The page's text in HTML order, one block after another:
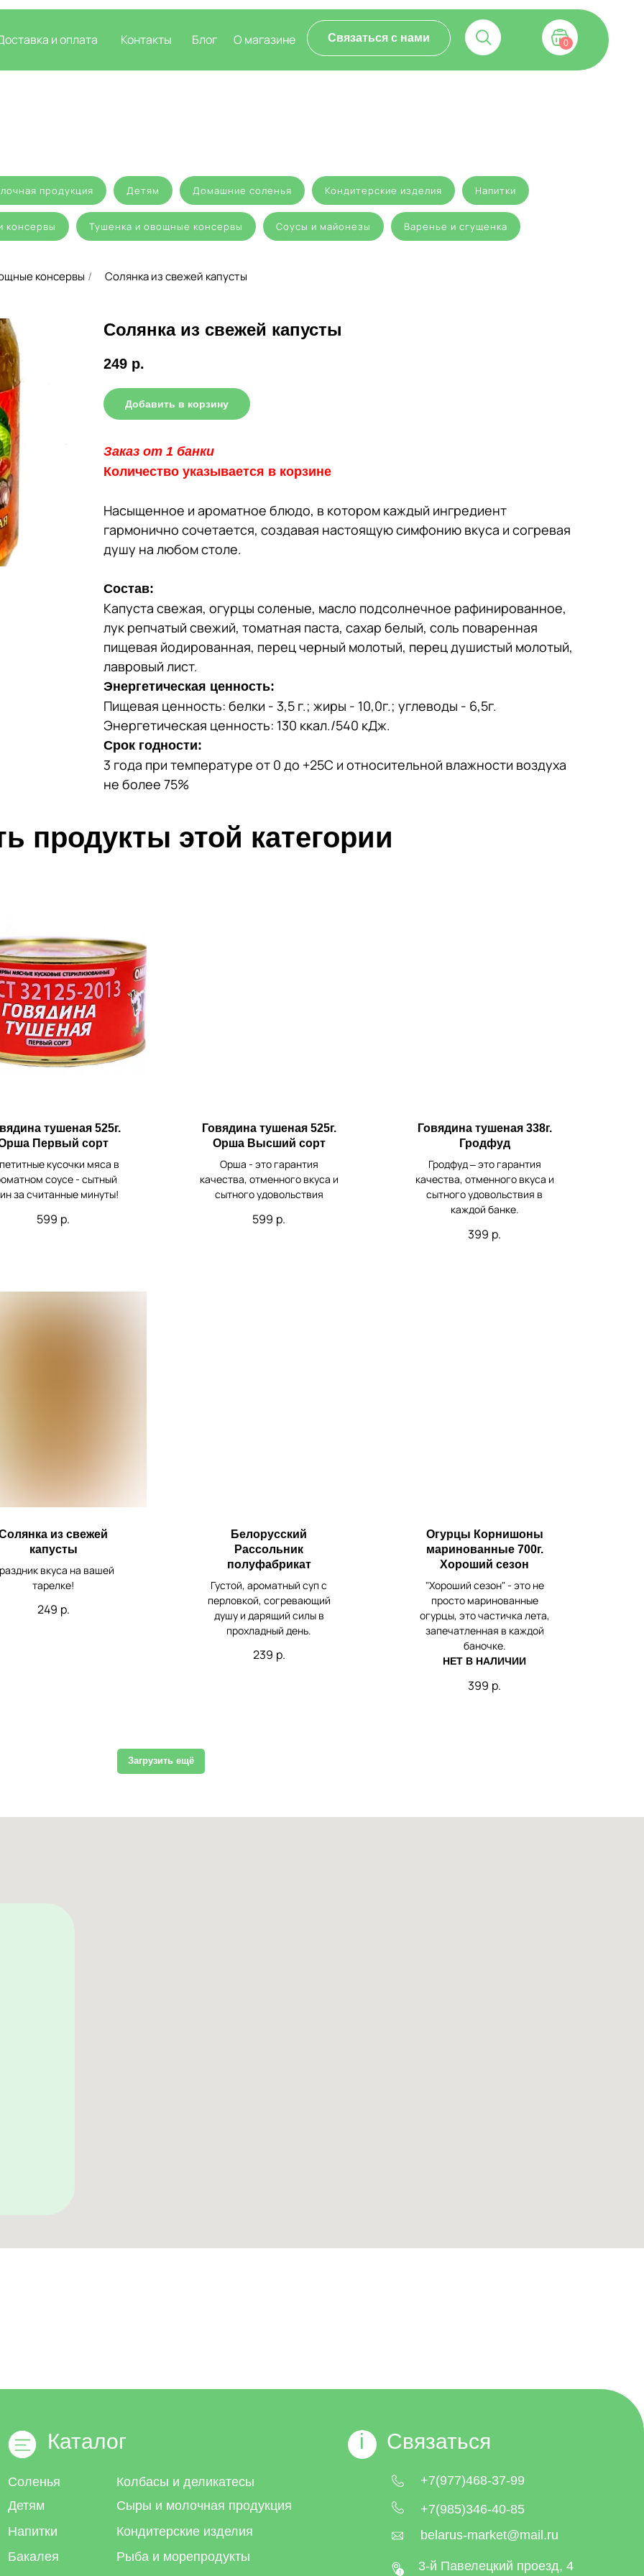
Контакты
и оплата Связаться с нами 0
Блог О магазине
продукция Детям Домашние соленья Кондитерские изделия Напитки
консервы Тушенка и овощные консервы Соусы и майонезы Варенье и сгущенка
консервы / Солянка из свежей капусты
Солянка из свежей капусты
249 р.
Добавить в корзину
Заказ от 1 банки
Количество указывается в корзине
Насыщенное и ароматное блюдо, в котором каждый ингредиент
гармонично сочетается, создавая настоящую симфонию вкуса и согревая
душу на любом столе.
Состав:
Капуста свежая, огурцы соленые, масло подсолнечное рафинированное,
лук репчатый свежий, томатная паста, сахар белый, соль поваренная
пищевая йодированная, перец черный молотый, перец душистый молотый,
лавровый лист.
Энергетическая ценность:
Пищевая ценность: белки - 3,5 г.; жиры - 10,0г.; углеводы - 6,5г.
Энергетическая ценность: 130 ккал./540 кДж.
Срок годности:
3 года при температуре от 0 до +25С и относительной влажности воздуха
не более 75%
продукты этой категории
тушеная 525г.
Первый сорт
кусочки мяса в
соусе - сытный
за считанные минуты!
599 р.
Говядина тушеная 525г.
Орша Высший сорт
Орша - это гарантия
качества, отменного вкуса и
сытного удовольствия
599 р.
Говядина тушеная 338г.
Гродфуд
Гродфуд – это гарантия
качества, отменного вкуса и
сытного удовольствия в
каждой банке.
399 р.
из свежей
капусты
вкуса на вашей
тарелке!
249 р.
Белорусский
Рассольник
полуфабрикат
Густой, ароматный суп с
перловкой, согревающий
душу и дарящий силы в
прохладный день.
239 р.
Огурцы Корнишоны
маринованные 700г.
Хороший сезон
"Хороший сезон" - это не
просто маринованные
огурцы, это частичка лета,
запечатленная в каждой
баночке.
НЕТ В НАЛИЧИИ
399 р.
Загрузить ещё
Каталог Связаться
Колбасы и деликатесы
Сыры и молочная продукция
Соленья
Детям
i
Напитки
Бакалея
Кондитерские изделия
Рыба и морепродукты
+7(977)468-37-99
belarus-market@mail.ru
3-й Павелецкий проезд, 4
+7(985)346-40-85